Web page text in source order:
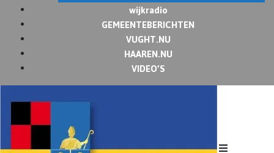
wijkradio
GEMEENTEBERICHTEN
VUGHT.NU
HAAREN.NU
VIDEO’S